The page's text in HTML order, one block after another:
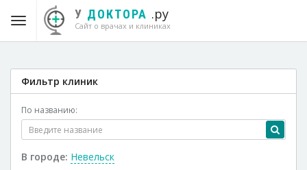
У ДОКТОРА .ру
Сайт о врачах и клиниках
Фильтр клиник
По названию:
В городе: Невельск